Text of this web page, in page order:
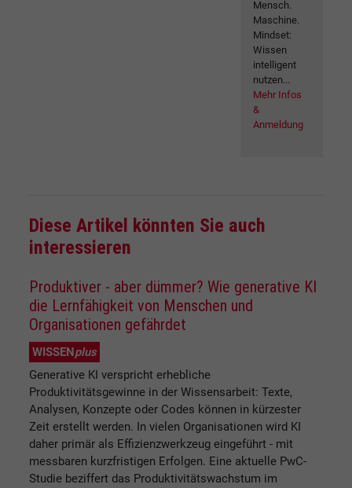
Mensch.
Maschine.
Mindset:
Wissen
intelligent
nutzen...
Mehr Infos
&
Anmeldung
Diese Artikel könnten Sie auch
interessieren
Produktiver - aber dümmer? Wie generative KI
die Lernfähigkeit von Menschen und
Organisationen gefährdet
WISSENplus
Generative KI verspricht erhebliche
Produktivitätsgewinne in der Wissensarbeit: Texte,
Analysen, Konzepte oder Codes können in kürzester
Zeit erstellt werden. In vielen Organisationen wird KI
daher primär als Effizienzwerkzeug eingeführt - mit
messbaren kurzfristigen Erfolgen. Eine aktuelle PwC-
Studie beziffert das Produktivitätswachstum im